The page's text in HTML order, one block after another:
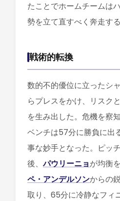
たことでホームチームは
勢を立て直すべく奔走す
戦術的転換
数的不的優位に立ったシ
らプレスをかけ、リスク
を生み出した。危機を察
ベンチは57分に勝負に出
事な妙手となった。ピッ
後、パウリーニョが均衡
ペ・アンデルソンからの
取り、65分に冷静なフィ